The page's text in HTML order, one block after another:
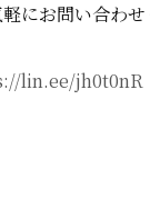
にお問い合わ
lin.ee/jh0t0nR